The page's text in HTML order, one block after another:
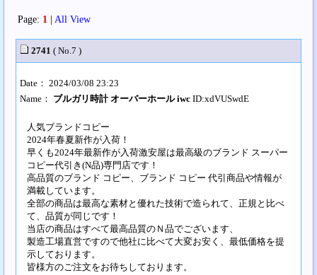
Page: 1 | All View
2741 ( No.7 )
Date： 2024/03/08 23:23
Name： ブルガリ時計 オーバーホール iwc ID:xdVUSwdE
人気ブランドコピー
2024年春夏新作が入荷！
早くも2024年最新作が入荷激安屋は最高級のブランド スーパー
コピー代引き(N品)専門店です！
高品質のブランド コピー、ブランド コピー 代引商品や情報が
満載しています。
全部の商品は最高な素材と優れた技術で造られて、正規と比べ
て、品質が同じです！
当店の商品はすべて最高品質のＮ品でございます、
製造工場直営ですので他社に比べて大変お安く、最低価格を提
示しております。
皆様方のご注文をお待ちしております。